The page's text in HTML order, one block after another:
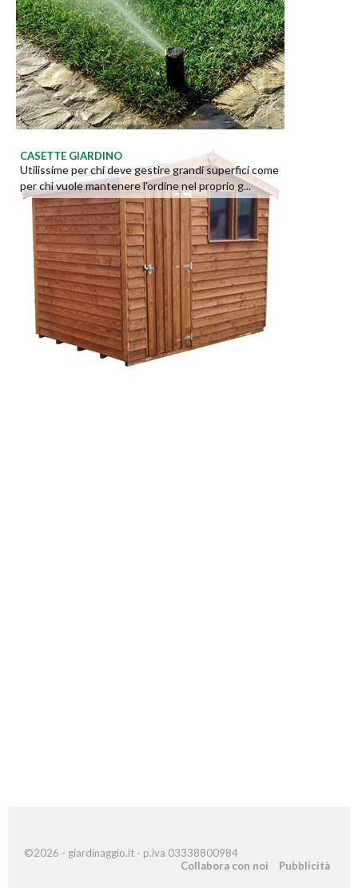
CASETTE GIARDINO
Utilissime per chi deve gestire grandi superfici come
per chi vuole mantenere l'ordine nel proprio g...
©2026 - giardinaggio.it - p.iva 03338800984
Collabora con noi
Pubblicità